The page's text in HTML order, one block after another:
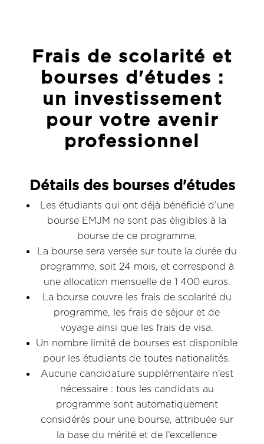
Frais de scolarité et
bourses d'études :
un investissement
pour votre avenir
professionnel
Détails des bourses d'études
Les étudiants qui ont déjà bénéficié d’une
bourse EMJM ne sont pas éligibles à la
bourse de ce programme.
La bourse sera versée sur toute la durée du
programme, soit 24 mois, et correspond à
une allocation mensuelle de 1 400 euros.
La bourse couvre les frais de scolarité du
programme, les frais de séjour et de
voyage ainsi que les frais de visa.
Un nombre limité de bourses est disponible
pour les étudiants de toutes nationalités.
Aucune candidature supplémentaire n’est
nécessaire : tous les candidats au
programme sont automatiquement
considérés pour une bourse, attribuée sur
la base du mérité et de l’excellence